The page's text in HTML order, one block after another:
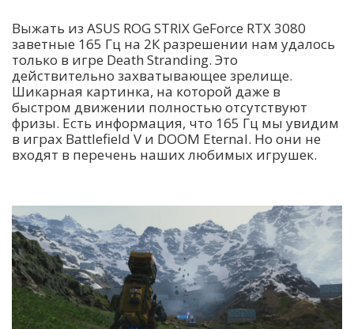
Выжать из ASUS ROG STRIX GeForce RTX 3080
заветные 165 Гц на 2К разрешении нам удалось
только в игре Death Stranding. Это
действительно захватывающее зрелище.
Шикарная картинка, на которой даже в
быстром движении полностью отсутствуют
фризы. Есть информация, что 165 Гц мы увидим
в играх Battlefield V и DOOM Eternal. Но они не
входят в перечень наших любимых игрушек.